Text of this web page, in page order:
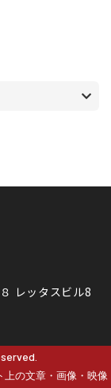
レッタスビル8
上の文章・画像・映像